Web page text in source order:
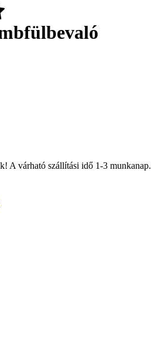
A várható szállítási idő 1-3 munkanap.